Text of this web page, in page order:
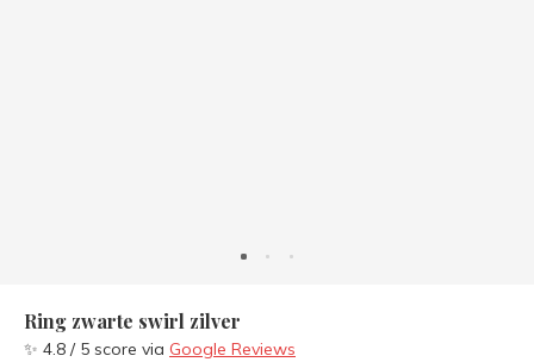
Ring zwarte swirl zilver
✨ 4.8 / 5 score via Google Reviews